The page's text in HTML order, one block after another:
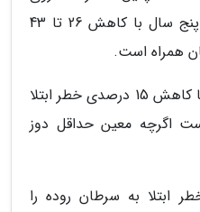
ضدالتهابی غیر استروئیدی تا پنج سال با کاهش 26 تا 43
همراه است.
همچنین مصرف اسید فولیک با کاهش 15 درصدی خطر ابتلا
اگرچه معین حداقل دوز
ابتلا به سرطان روده را